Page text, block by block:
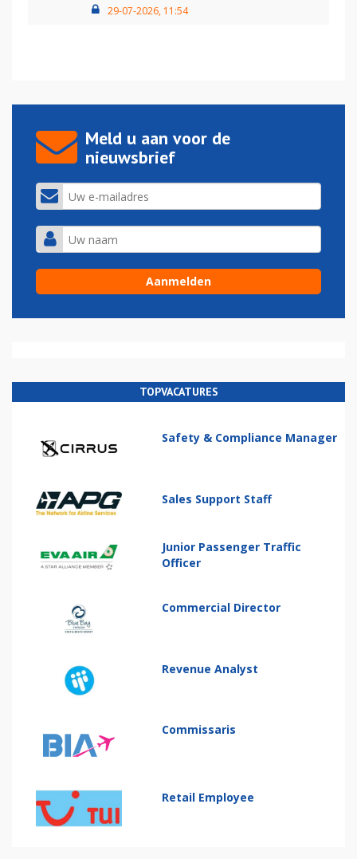
29-07-2026, 11:54
Meld u aan voor de
nieuwsbrief
TOPVACATURES
Safety & Compliance Manager
Sales Support Staff
Junior Passenger Traffic
Officer
Commercial Director
Revenue Analyst
Commissaris
Retail Employee